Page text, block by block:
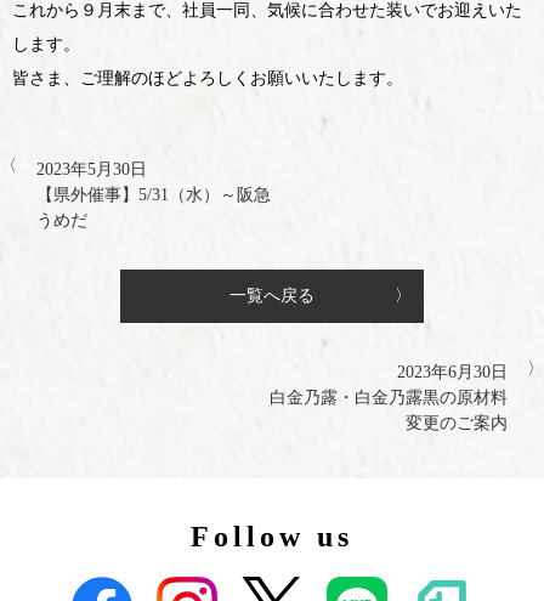
これから９月末まで、社員一同、気候に合わせた装いでお迎えいた
します。
皆さま、ご理解のほどよろしくお願いいたします。
2023年5月30日
【県外催事】5/31（水）～阪急
うめだ
一覧へ戻る
2023年6月30日
白金乃露・白金乃露黒の原材料
変更のご案内
Follow us